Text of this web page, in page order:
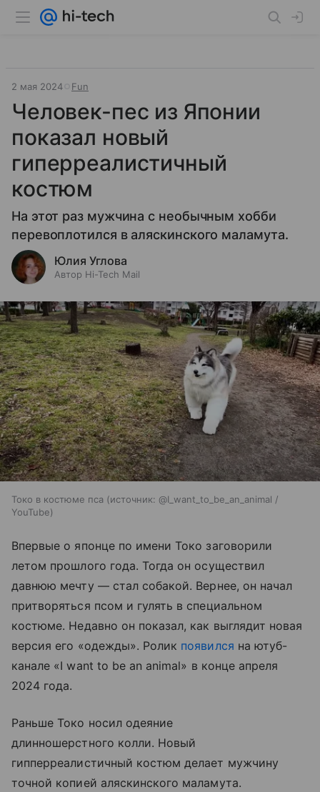
2 мая 2024 Fun
Человек-пес из Японии
показал новый
гиперреалистичный
костюм
На этот раз мужчина с необычным хобби
перевоплотился в аляскинского маламута.
Юлия Углова
Автор Hi-Tech Mail
Токо в костюме пса источник: @I_want_to_be_an_animal /
YouTube
Впервые о японце по имени Токо заговорили
летом прошлого года. Тогда он осуществил
давнюю мечту — стал собакой. Вернее, он начал
притворяться псом и гулять в специальном
костюме. Недавно он показал, как выглядит новая
версия его «одежды». Ролик появился на ютуб-
канале «I want to be an animal» в конце апреля
2024 года.
Раньше Токо носил одеяние
длинношерстного колли. Новый
гипперреалистичный костюм делает мужчину
точной копией аляскинского маламута.